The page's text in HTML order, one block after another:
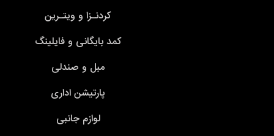
کردنـزا و ویتـرین
کمد بایگانی و فایلینگ
مبل و صندلی
پارتیشن اداری
لوازم جانبی